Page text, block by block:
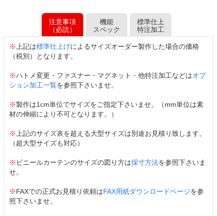
注意事項
（必読）
機能
スペック
標準仕上
特注加工
※ 上記は標準仕上げによるサイズオーダー製作した場合の価格
（税別）となります。
※ハトメ変更・ファスナー・マグネット・他特注加工などはオプ
ション加工一覧を参照下さいませ。
※製作は1cm単位でサイズをご指定下さいませ。（mm単位は素
材の伸縮により不可となります。）
※ 上記のサイズ表を超える大型サイズは別途お見積り致します。
（超大型サイズも対応）
※ ビニールカーテンのサイズの図り方は採寸方法を参照下さいま
せ。
※FAXでの正式お見積り依頼はFAX用紙ダウンロードページを参
照下さいませ。